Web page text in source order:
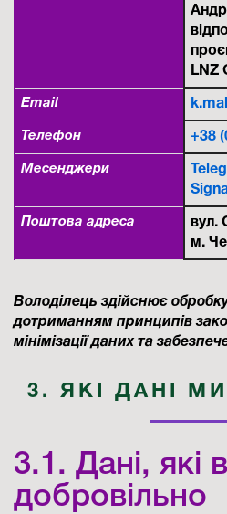
LNZ
Email
Телефон +38
Месенджери
Поштова адреса
вул.
м.
Володілець здійснює
дотриманням принципів
мінімізації даних та
3. ЯКІ ДАНІ
3.1. Дані, які
добровільно